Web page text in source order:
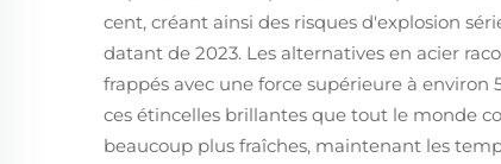
cent, créant ainsi des risques d'explosion
datant de 2023. Les alternatives en acier
frappés avec une force supérieure à
ces étincelles brillantes que tout le monde
beaucoup plus fraîches, maintenant les